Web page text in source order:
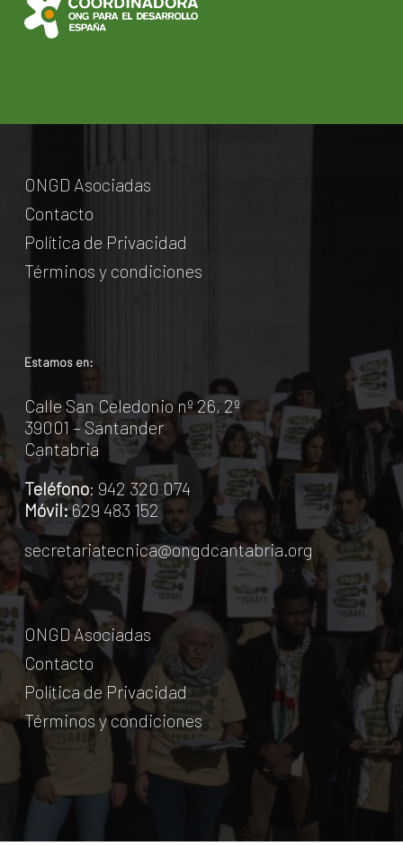
ONGD Asociadas
Contacto
Política de Privacidad
Términos y condiciones
Estamos en:
Calle San Celedonio nº 26, 2º
39001 – Santander
Cantabria
Teléfono: 942 320 074
Móvil:629 483 152
secretariatecnica@ongdcantabria.org
ONGD Asociadas
Contacto
Política de Privacidad
Términos y condiciones